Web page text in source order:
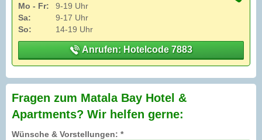
Mo - Fr:
9-19 Uhr
Sa:
9-17 Uhr
So:
14-19 Uhr
Anrufen: Hotelcode 7883
Fragen zum Matala Bay Hotel &
Apartments? Wir helfen gerne:
Wünsche & Vorstellungen: *